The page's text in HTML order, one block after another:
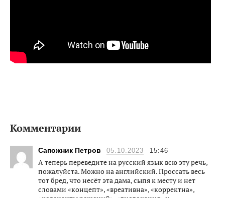
Комментарии
Сапожник Петров 05.10.2023 15:46
А теперь переведите на русский язык всю эту речь,
пожалуйста. Можно на английский. Проссать весь
тот бред, что несёт эта дама, сыпя к месту и нет
словами «концепт», «вреативна», «корректна»,